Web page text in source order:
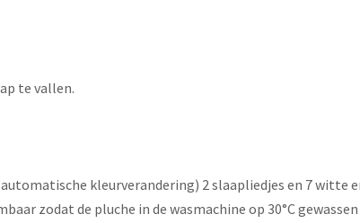
te vallen.
kleurverandering) 2 slaapliedjes en 7 witte
zodat de pluche in de wasmachine op 30°C